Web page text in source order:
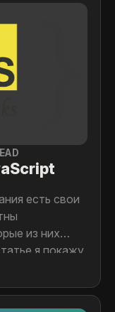
есть свои
из них
я покажу
я считаю